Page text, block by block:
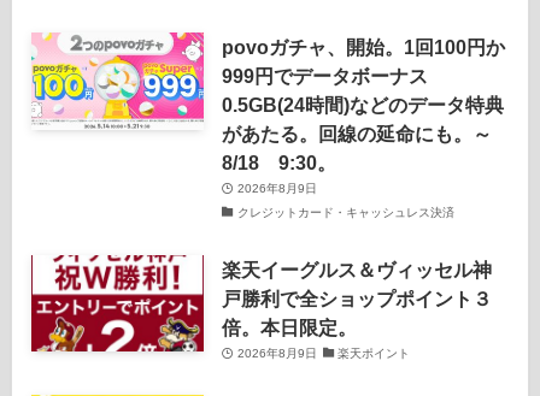
povoガチャ、開始。1回100円か
999円でデータボーナス
0.5GB(24時間)などのデータ特典
があたる。回線の延命にも。～
8/18 9:30。
2026年8月9日
クレジットカード・キャッシュレス決済
楽天イーグルス＆ヴィッセル神
戸勝利で全ショップポイント３
倍。本日限定。
2026年8月9日 楽天ポイント